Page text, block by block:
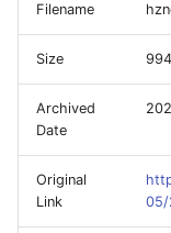
Filename
Size
Archived
Date
Original
Link
05/